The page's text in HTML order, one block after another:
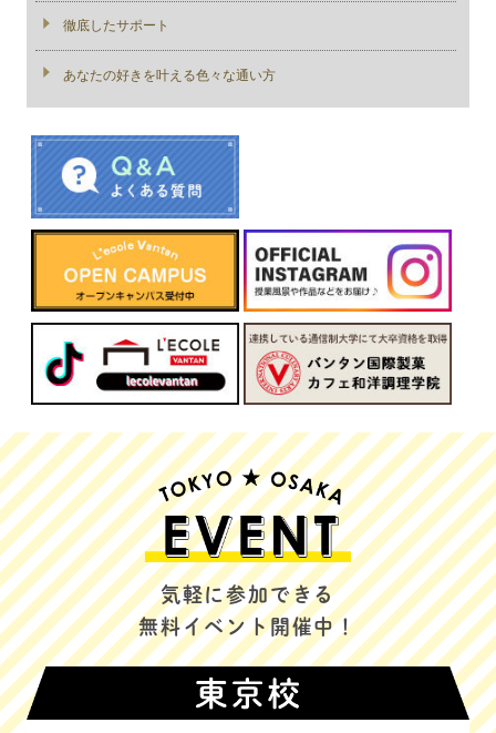
徹底したサポート
あなたの好きを叶える⾊々な通い⽅
気軽に参加できる
無料イベント開催中！